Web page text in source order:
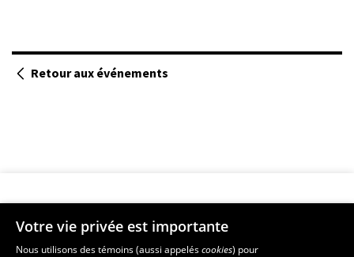
Retour aux événements
Faculté de musique
Votre vie privée est importante
Nous utilisons des témoins (aussi appeléscookies) pour